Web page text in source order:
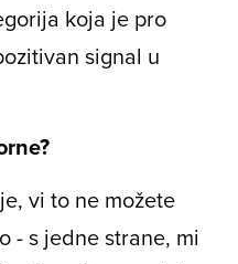
koja je pro
signal u
vi to ne možete
- s jedne strane, mi